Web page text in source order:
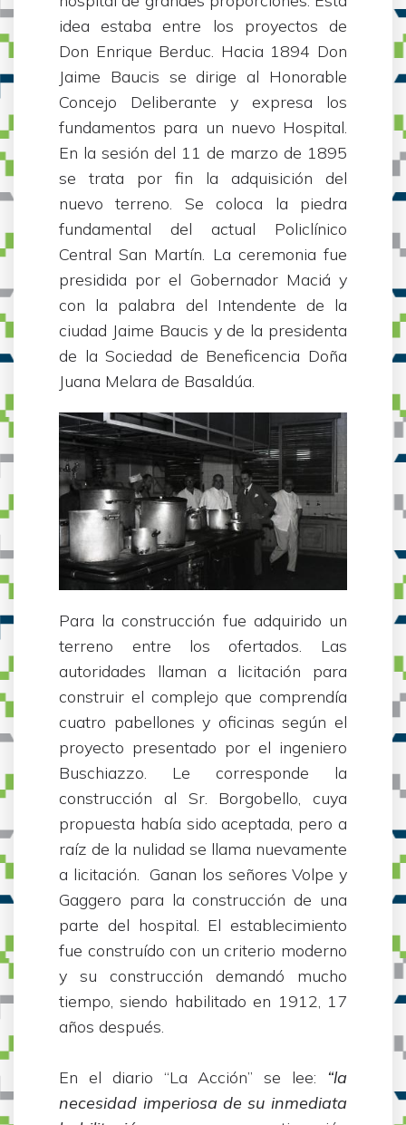
idea estaba entre los proyectos de
Don Enrique Berduc. Hacia 1894 Don
Jaime Baucis se dirige al Honorable
Concejo Deliberante y expresa los
fundamentos para un nuevo Hospital.
En la sesión del 11 de marzo de 1895
se trata por fin la adquisición del
nuevo terreno. Se coloca la piedra
fundamental del actual Policlínico
Central San Martín. La ceremonia fue
presidida por el Gobernador Maciá y
con la palabra del Intendente de la
ciudad Jaime Baucis y de la presidenta
de la Sociedad de Beneficencia Doña
Juana Melara de Basaldúa.
Para la construcción fue adquirido un
terreno entre los ofertados. Las
autoridades llaman a licitación para
construir el complejo que comprendía
cuatro pabellones y oficinas según el
proyecto presentado por el ingeniero
Buschiazzo. Le corresponde la
construcción al Sr. Borgobello, cuya
propuesta había sido aceptada, pero a
raíz de la nulidad se llama nuevamente
a licitación. Ganan los señores Volpe y
Gaggero para la construcción de una
parte del hospital. El establecimiento
fue construído con un criterio moderno
y su construcción demandó mucho
tiempo, siendo habilitado en 1912, 17
años después.
En el diario “La Acción” se lee: “la
necesidad imperiosa de su inmediata